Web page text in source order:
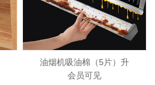
油烟机吸油棉（5片）升
会员可见